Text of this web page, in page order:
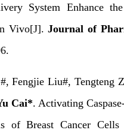
System Enhance
Vivo[J]. Journal of
#, Fengjie Liu#, Tengteng
Cai*. Activating
of Breast Cancer